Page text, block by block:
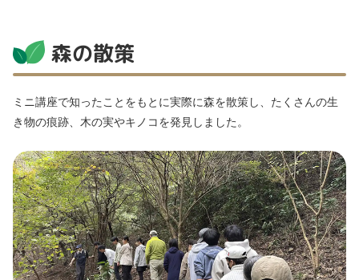
森の散策
ミニ講座で知ったことをもとに実際に森を散策し、たくさんの生
き物の痕跡、木の実やキノコを発見しました。